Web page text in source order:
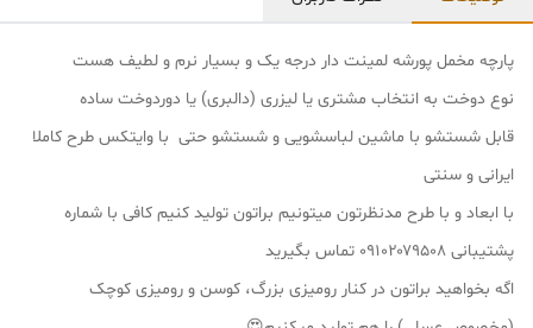
پارچه مخمل پورشه لمینت دار درجه یک و بسیار نرم و لطیف هست
نوع دوخت به انتخاب مشتری یا لیزری (دالبری) یا دوردوخت ساده
قابل شستشو با ماشین لباسشویی و شستشو حتی با وایتکس طرح کاملا
ایرانی و سنتی
با ابعاد و با طرح مدنظرتون میتونیم براتون تولید کنیم کافی با شماره
پشتیبانی ۰۹۱۰۲۰۷۹۵۰۸ تماس بگیرید
اگه بخواهید براتون در کنار رومیزی بزرگ، کوسن و رومیزی کوچک